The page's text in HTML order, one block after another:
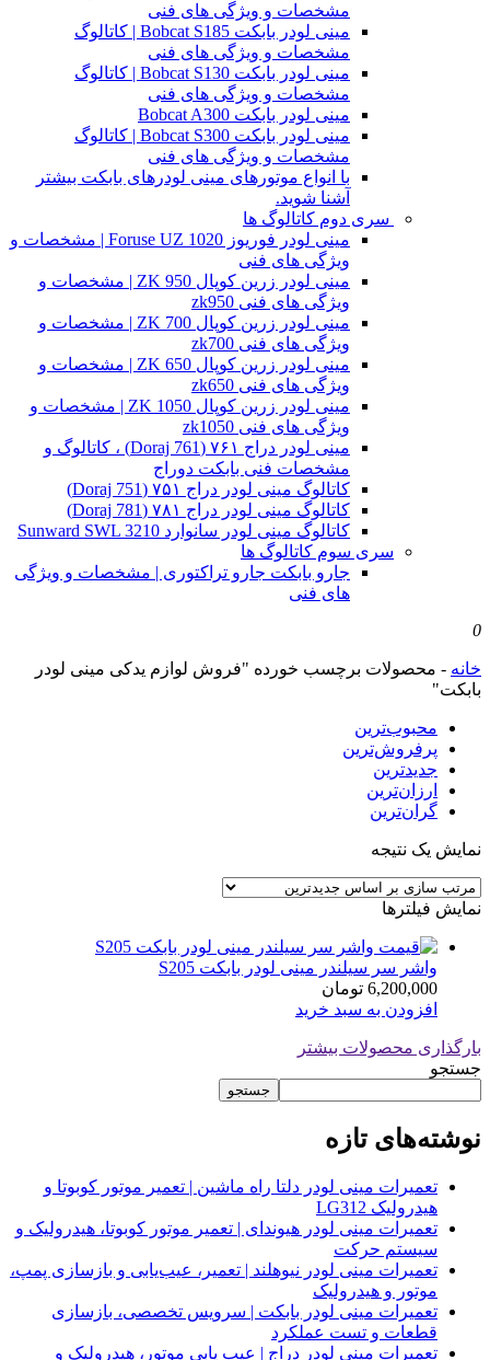
مشخصات و ویژگی های فنی
مینی لودر بابکت Bobcat S185 | کاتالوگ
مشخصات و ویژگی های فنی
مینی لودر بابکت Bobcat S130 | کاتالوگ
مشخصات و ویژگی های فنی
مینی لودر بابکت Bobcat A300
مینی لودر بابکت Bobcat S300 | کاتالوگ
مشخصات و ویژگی های فنی
با انواع موتورهای مینی لودرهای بابکت بیشتر
آشنا شوید.
سری دوم کاتالوگ ها
مینی لودر فوریوز Foruse UZ 1020 | مشخصات و
ویژگی های فنی
مینی لودر زرین کوپال ZK 950 | مشخصات و
ویژگی های فنی zk950
مینی لودر زرین کوپال ZK 700 | مشخصات و
ویژگی های فنی zk700
مینی لودر زرین کوپال ZK 650 | مشخصات و
ویژگی های فنی zk650
مینی لودر زرین کوپال ZK 1050 | مشخصات و
ویژگی های فنی zk1050
مینی لودر دراج ۷۶۱ (Doraj 761) ، کاتالوگ و
مشخصات فنی بابکت دوراج
کاتالوگ مینی لودر دراج ۷۵۱ (Doraj 751)
کاتالوگ مینی لودر دراج ۷۸۱ (Doraj 781)
کاتالوگ مینی لودر سانوارد Sunward SWL 3210
سری سوم کاتالوگ ها
جارو بابکت جارو تراکتوری | مشخصات و ویژگی
های فنی
0
خانه - محصولات برچسب خورده "فروش لوازم یدکی مینی لودر
بابکت"
محبوب‌ترین
پرفروش‌ترین
جدیدترین
ارزان‌ترین
گران‌ترین
نمایش یک نتیجه
نمایش فیلترها
واشر سر سیلندر مینی لودر بابکت S205
6,200,000 تومان
افزودن به سبد خرید
بارگذاری محصولات بیشتر
جستجو
جستجو
نوشته‌های تازه
تعمیرات مینی لودر دلتا راه ماشین | تعمیر موتور کوبوتا و
هیدرولیک LG312
تعمیرات مینی لودر هیوندای | تعمیر موتور کوبوتا، هیدرولیک و
سیستم حرکت
تعمیرات مینی لودر نیوهلند | تعمیر، عیب‌یابی و بازسازی پمپ،
موتور و هیدرولیک
تعمیرات مینی لودر بابکت | سرویس تخصصی، بازسازی
قطعات و تست عملکرد
تعمیرات مینی لودر دراج | عیب یابی موتور، هیدرولیک و